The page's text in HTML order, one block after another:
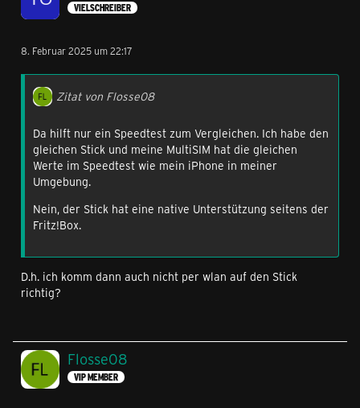
VIELSCHREIBER
8. Februar 2025 um 22:17
Zitat von Flosse08
Da hilft nur ein Speedtest zum Vergleichen. Ich habe den
gleichen Stick und meine MultiSIM hat die gleichen
Werte im Speedtest wie mein iPhone in meiner
Umgebung.
Nein, der Stick hat eine native Unterstützung seitens der
Fritz!Box.
D.h. ich komm dann auch nicht per wlan auf den Stick
richtig?
Flosse08
VIP MEMBER